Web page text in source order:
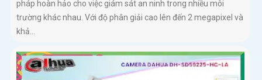
pháp hoàn hảo cho việc giám sát an ninh trong nhiều môi
trường khác nhau. Với độ phân giải cao lên đến 2 megapixel và
khả...